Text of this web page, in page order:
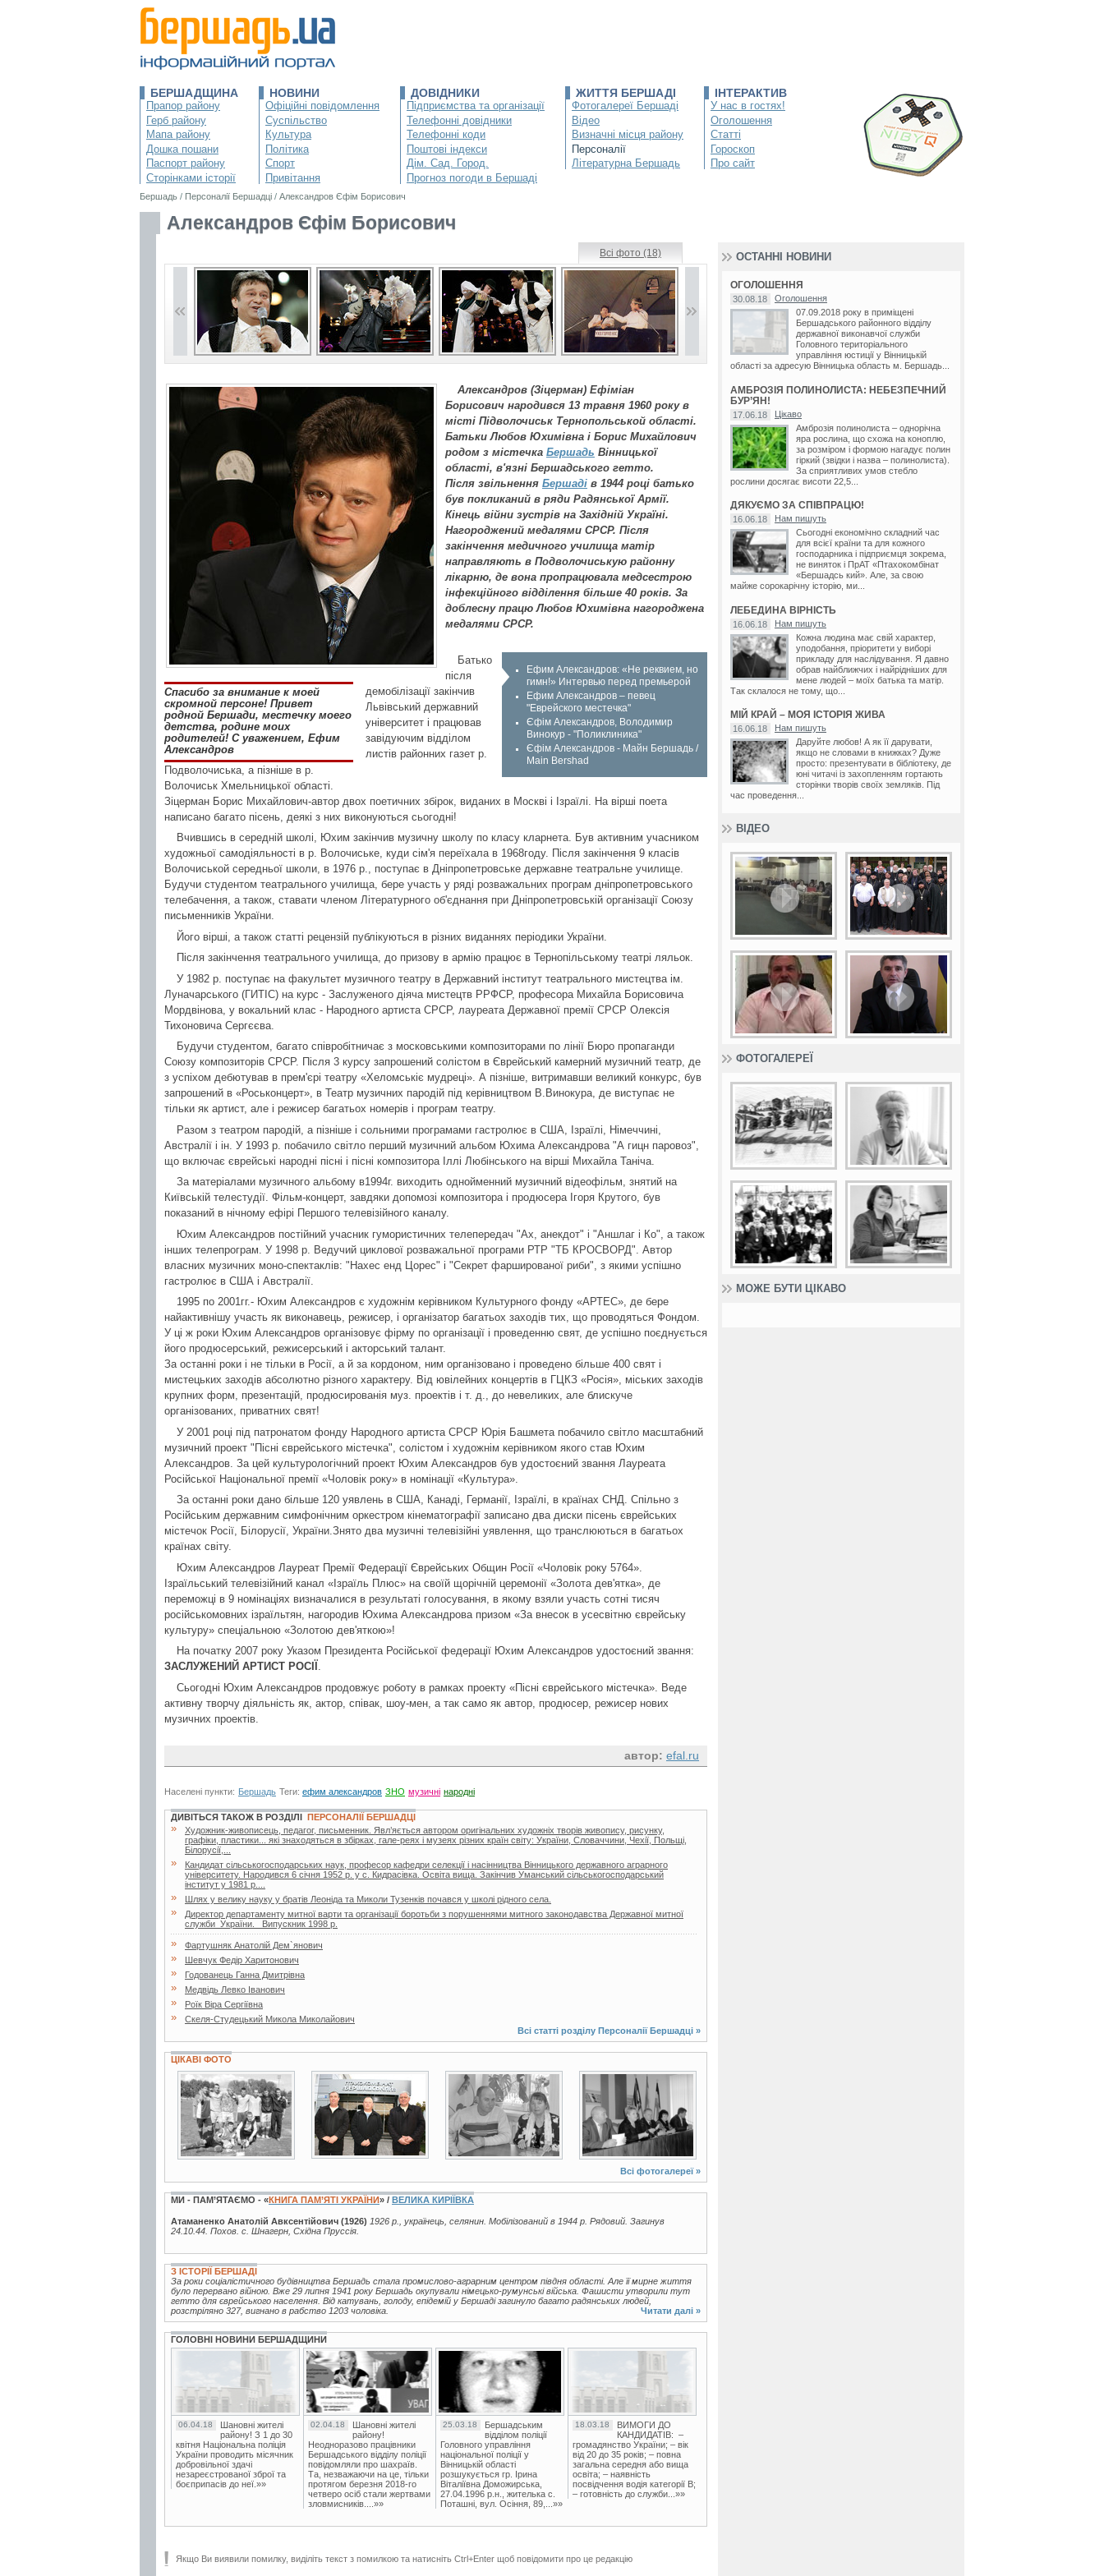
БЕРШАДЩИНА
Прапор району
Герб району
Мапа району
Дошка пошани
Паспорт району
Сторінками історії
НОВИНИ
Офіційні повідомлення
Суспільство
Культура
Політика
Спорт
Привітання
ДОВІДНИКИ
Підприємства та організації
Телефонні довідники
Телефонні коди
Поштові індекси
Дім. Сад. Город.
Прогноз погоди в Бершаді
ЖИТТЯ БЕРШАДІ
Фотогалереї Бершаді
Відео
Визначні місця району
Персоналії
Літературна Бершадь
ІНТЕРАКТИВ
У нас в гостях!
Оголошення
Статті
Гороскоп
Про сайт
Бершадь / Персоналії Бершадці / Александров Єфім Борисович
Александров Єфім Борисович
Всі фото (18)
Александров (Зіцерман) Ефіміан
Борисович народився 13 травня 1960 року в
місті Підволочиськ Тернопольськой області.
Батьки Любов Юхимівна і Борис Михайлович
родом з містечка Бершадь Вінницької
області, в'язні Бершадського гетто.
Після звільнення Бершаді в 1944 році батько
був покликаний в ряди Радянської Армії.
Кінець війни зустрів на Західній Україні.
Нагороджений медалями СРСР. Після
закінчення медичного училища матір
направляють в Подволочиськую районну
лікарню, де вона пропрацювала медсестрою
інфекційного відділення більше 40 років. За
доблесну працю Любов Юхимівна нагороджена
медалями СРСР.
Ефим Александров: «Не реквием, но
гимн!» Интервью перед премьерой
Ефим Александров – певец
"Еврейского местечка"
Єфім Александров, Володимир
Винокур - "Поликлиника"
Єфім Александров - Майн Бершадь /
Main Bershad
Спасибо за внимание к моей
скромной персоне! Привет
родной Бершади, местечку моего
детства, родине моих
родителей! С уважением, Ефим
Александров
Батько
після
демобілізації закінчив
Львівський державний
університет і працював
завідуючим відділом
листів районних газет р.
Подволочиська, а пізніше в р.
Волочиськ Хмельницької області.
Зіцерман Борис Михайлович-автор двох поетичних збірок, виданих в Москві і Ізраїлі. На вірші поета
написано багато пісень, деякі з них виконуються сьогодні!
Вчившись в середній школі, Юхим закінчив музичну школу по класу кларнета. Був активним учасником
художньої самодіяльності в р. Волочиське, куди сім'я переїхала в 1968году. Після закінчення 9 класів
Волочиськой середньої школи, в 1976 р., поступає в Дніпропетровське державне театральне училище.
Будучи студентом театрального училища, бере участь у ряді розважальних програм дніпропетровського
телебачення, а також, ставати членом Літературного об'єднання при Дніпропетровській організації Союзу
письменників України.
Його вірші, а також статті рецензій публікуються в різних виданнях періодики України.
Після закінчення театрального училища, до призову в армію працює в Тернопільському театрі ляльок.
У 1982 р. поступає на факультет музичного театру в Державний інститут театрального мистецтва ім.
Луначарського (ГИТІС) на курс - Заслуженого діяча мистецтв РРФСР, професора Михайла Борисовича
Мордвінова, у вокальний клас - Народного артиста СРСР, лауреата Державної премії СРСР Олексія
Тихоновича Сергєєва.
Будучи студентом, багато співробітничає з московськими композиторами по лінії Бюро пропаганди
Союзу композиторів СРСР. Після 3 курсу запрошений солістом в Єврейський камерний музичний театр, де
з успіхом дебютував в прем'єрі театру «Хеломськіє мудреці». А пізніше, витримавши великий конкурс, був
запрошений в «Роськонцерт», в Театр музичних пародій під керівництвом В.Винокура, де виступає не
тільки як артист, але і режисер багатьох номерів і програм театру.
Разом з театром пародій, а пізніше і сольними програмами гастролює в США, Ізраїлі, Німеччині,
Австралії і ін. У 1993 р. побачило світло перший музичний альбом Юхима Александрова "А гицн паровоз",
що включає єврейські народні пісні і пісні композитора Іллі Любінського на вірші Михайла Таніча.
За матеріалами музичного альбому в1994г. виходить однойменний музичний відеофільм, знятий на
Київській телестудії. Фільм-концерт, завдяки допомозі композитора і продюсера Ігоря Крутого, був
показаний в нічному ефірі Першого телевізійного каналу.
Юхим Александров постійний учасник гумористичних телепередач "Ах, анекдот" і "Аншлаг і Ко", а також
інших телепрограм. У 1998 р. Ведучий циклової розважальної програми РТР "ТБ КРОСВОРД". Автор
власних музичних моно-спектаклів: "Нахес енд Цорес" і "Секрет фаршированої риби", з якими успішно
гастролює в США і Австралії.
1995 по 2001гг.- Юхим Александров є художнім керівником Культурного фонду «АРТЕС», де бере
найактивнішу участь як виконавець, режисер, і організатор багатьох заходів тих, що проводяться Фондом.
У ці ж роки Юхим Александров організовує фірму по організації і проведенню свят, де успішно поєднується
його продюсерський, режисерський і акторський талант.
За останні роки і не тільки в Росії, а й за кордоном, ним організовано і проведено більше 400 свят і
мистецьких заходів абсолютно різного характеру. Від ювілейних концертів в ГЦКЗ «Росія», міських заходів
крупних форм, презентацій, продюсированія муз. проектів і т. д., до невеликих, але блискуче
організованих, приватних свят!
У 2001 році під патронатом фонду Народного артиста СРСР Юрія Башмета побачило світло масштабний
музичний проект "Пісні єврейського містечка", солістом і художнім керівником якого став Юхим
Александров. За цей культурологічний проект Юхим Александров був удостоєний звання Лауреата
Російської Національної премії «Чоловік року» в номінації «Культура».
За останні роки дано більше 120 уявлень в США, Канаді, Германії, Ізраїлі, в країнах СНД. Спільно з
Російським державним симфонічним оркестром кінематографії записано два диски пісень єврейських
містечок Росії, Білорусії, України.Знято два музичні телевізійні уявлення, що транслюються в багатьох
країнах світу.
Юхим Александров Лауреат Премії Федерації Єврейських Общин Росії «Чоловік року 5764».
Ізраїльський телевізійний канал «Ізраїль Плюс» на своїй щорічній церемонії «Золота дев'ятка», де
переможці в 9 номінаціях визначалися в результаті голосування, в якому взяли участь сотні тисяч
російськомовних ізраїльтян, нагородив Юхима Александрова призом «За внесок в усесвітню єврейську
культуру» спеціальною «Золотою дев'яткою»!
На початку 2007 року Указом Президента Російської федерації Юхим Александров удостоєний звання:
ЗАСЛУЖЕНИЙ АРТИСТ РОСІЇ .
Сьогодні Юхим Александров продовжує роботу в рамках проекту «Пісні єврейського містечка». Веде
активну творчу діяльність як, актор, співак, шоу-мен, а так само як автор, продюсер, режисер нових
музичних проектів.
автор: efal.ru
Населені пункти: Бершадь Теги: ефим александров ЗНО музичні народні
ДИВІТЬСЯ ТАКОЖ В РОЗДІЛІ ПЕРСОНАЛІЇ БЕРШАДЦІ
»
Художник-живописець, педагог, письменник. Явл’яється автором оригінальних художніх творів живопису, рисунку,
графіки, пластики... які знаходяться в збірках, гале-реях і музеях різних країн світу: України, Словаччини, Чехії, Польщі,
Білорусії,...
»
Кандидат сільськогосподарських наук, професор кафедри селекції і насінництва Вінницького державного аграрного
університету. Народився 6 січня 1952 р. у с. Кидрасівка. Освіта вища. Закінчив Уманський сільськогосподарський
інститут у 1981 р....
» Шлях у велику науку у братів Леоніда та Миколи Тузенків почався у школі рідного села.
»
Директор департаменту митної варти та організації боротьби з порушеннями митного законодавства Державної митної
служби України. Випускник 1998 р.
» Фартушняк Анатолій Дем`янович
» Шевчук Федір Харитонович
» Годованець Ганна Дмитрівна
» Медвідь Левко Іванович
» Роїк Віра Сергіївна
»
Скеля-Студецький Микола Миколайович
Всі статті розділу Персоналії Бершадці »
ЦІКАВІ ФОТО
2 фото 3 фото 2 фото
Всі фотогалереї »
МИ - ПАМ’ЯТАЄМО - «КНИГА ПАМ’ЯТІ УКРАЇНИ» / ВЕЛИКА КИРІЇВКА
Атаманенко Анатолій Авксентійович (1926) 1926 р., українець, селянин. Мобілізований в 1944 р. Рядовий. Загинув
24.10.44. Похов. с. Шнагерн, Східна Пруссія.
З ІСТОРІЇ БЕРШАДІ
За роки соціалістичного будівництва Бершадь стала промислово-аграрним центром півдня області. Але її мирне життя
було перервано війною. Вже 29 липня 1941 року Бершадь окупували німецько-румунські війська. Фашисти утворили тут
гетто для єврейського населення. Від катувань, голоду, епідемій у Бершаді загинуло багато радянських людей,
розстріляно 327, вигнано в рабство 1203 чоловіка.
Читати далі »
ГОЛОВНІ НОВИНИ БЕРШАДЩИНИ
06.04.18
Шановні жителі
району! З 1 до 30
квітня Національна поліція
України проводить місячник
добровільної здачі
незареєстрованої зброї та
боєприпасів до неї.»»
02.04.18
Шановні жителі
району!
Неодноразово працівники
Бершадського відділу поліції
повідомляли про шахраїв.
Та, незважаючи на це, тільки
протягом березня 2018-го
четверо осіб стали жертвами
зловмисників....»»
25.03.18
Бершадським
відділом поліції
Головного управління
національної поліції у
Вінницькій області
розшукується гр. Ірина
Віталіївна Доможирська,
27.04.1996 р.н., жителька с.
Поташні, вул. Осіння, 89,...»»
18.03.18
ВИМОГИ ДО
КАНДИДАТІВ: –
громадянство України; – вік
від 20 до 35 років; – повна
загальна середня або вища
освіта; – наявність
посвідчення водія категорії В;
– готовність до служби...»»
Якщо Ви виявили помилку, виділіть текст з помилкою та натисніть Ctrl+Enter щоб повідомити про це редакцію
ОСТАННІ НОВИНИ
ОГОЛОШЕННЯ
30.08.18
Оголошення
07.09.2018 року в приміщені
Бершадського районного відділу
державної виконавчої служби
Головного територіального
управління юстиції у Вінницькій
області за адресую Вінницька область м. Бершадь...
АМБРОЗІЯ ПОЛИНОЛИСТА: НЕБЕЗПЕЧНИЙ
БУР’ЯН!
17.06.18
Цікаво
Амброзія полинолиста – однорічна
яра рослина, що схожа на коноплю,
за розміром і формою нагадує полин
гіркий (звідки і назва – полинолиста).
За сприятливих умов стебло
рослини досягає висоти 22,5...
ДЯКУЄМО ЗА СПІВПРАЦЮ!
16.06.18
Нам пишуть
Сьогодні економічно складний час
для всієї країни та для кожного
господарника і підприємця зокрема,
не виняток і ПрАТ «Птахокомбінат
«Бершадсь кий». Але, за свою
майже сорокарічну історію, ми...
ЛЕБЕДИНА ВІРНІСТЬ
16.06.18
Нам пишуть
Кожна людина має свій характер,
уподобання, пріоритети у виборі
прикладу для наслідування. Я давно
обрав найближчих і найрідніших для
мене людей – моїх батька та матір.
Так склалося не тому, що...
МІЙ КРАЙ – МОЯ ІСТОРІЯ ЖИВА
16.06.18
Нам пишуть
Даруйте любов! А як її дарувати,
якщо не словами в книжках? Дуже
просто: презентувати в бібліотеку, де
юні читачі із захопленням гортають
сторінки творів своїх земляків. Під
час проведення...
ВІДЕО
ФОТОГАЛЕРЕЇ
МОЖЕ БУТИ ЦІКАВО